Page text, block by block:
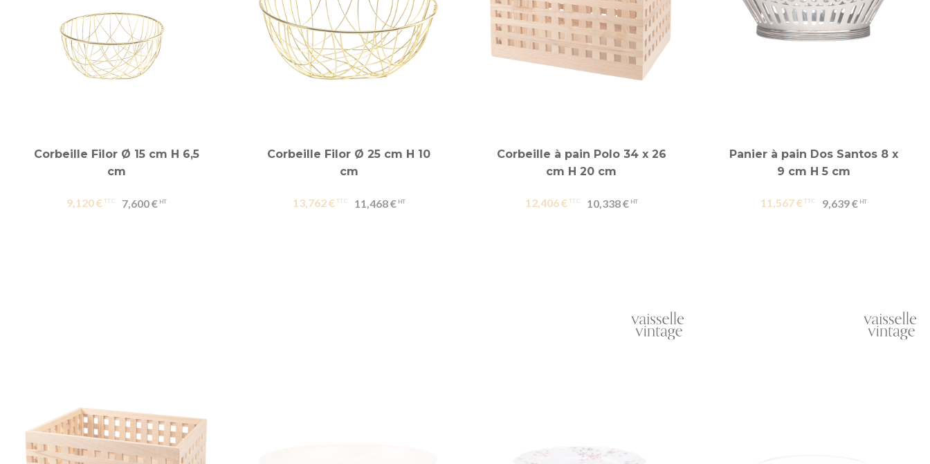
Corbeille Filor Ø 15 cm H 6,5
cm
9,120 € 7,600 €
Corbeille Filor Ø 25 cm H 10
cm
13,762 € 11,468 €
Corbeille à pain Polo 34 x 26
cm H 20 cm
12,406 € 10,338 €
Panier à pain Dos Santos 8 x
9 cm H 5 cm
11,567 € 9,639 €